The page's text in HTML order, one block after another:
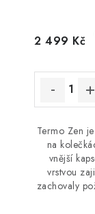
2 499 Kč
Termo Zen
na
vnější
vrstvou
zachovaly